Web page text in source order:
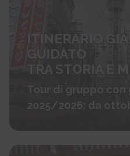
ITINERARIO
GUIDATO
TRA STORIA E
Tour di gruppo con
2025/2026: da